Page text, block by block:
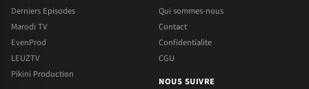
Derniers Episodes
Marodi TV
EvenProd
LEUZTV
Pikini Production
Qui sommes-nous
Contact
Confidentialite
CGU
NOUS SUIVRE